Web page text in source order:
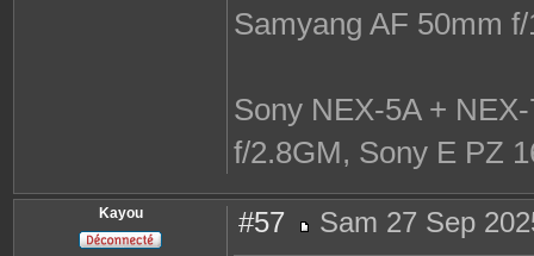
Samyang AF 50mm
Sony NEX-5A +
f/2.8GM, Sony E PZ
Kayou #57
e
Sam 27 Sep